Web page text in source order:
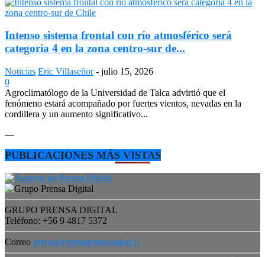
Intenso sistema frontal con río atmosférico será
categoría 4 en la zona centro-sur de...
Noticias Eric Villaseñor - julio 15, 2026
0
Agroclimatólogo de la Universidad de Talca advirtió que el
fenómeno estará acompañado por fuertes vientos, nevadas en la
cordillera y un aumento significativo...
—
PUBLICACIONES MÁS VISTAS
GRUPO PRENSA DIGITAL
Teléfono: +56 9 4817 5372
Correo prensa@portalprensasalud.cl